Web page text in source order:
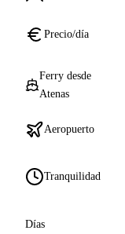
Precio/día
Ferry desde
Atenas
Aeropuerto
Tranquilidad
Días